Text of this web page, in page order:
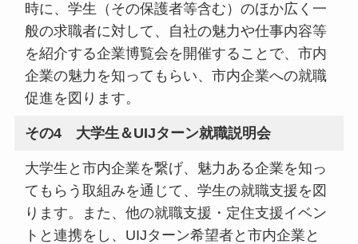
時に、学生（その保護者等含む）のほか広く一
般の求職者に対して、自社の魅力や仕事内容等
を紹介する企業博覧会を開催することで、市内
企業の魅力を知ってもらい、市内企業への就職
促進を図ります。
その4 大学生＆UIJターン就職説明会
大学生と市内企業を繋げ、魅力ある企業を知っ
てもらう取組みを通じて、学生の就職支援を図
ります。また、他の就職支援・定住支援イベン
トと連携をし、UIJターン希望者と市内企業と